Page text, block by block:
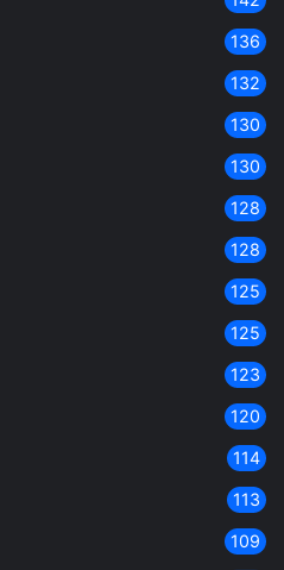
136
132
130
130
128
128
125
125
123
120
114
113
109